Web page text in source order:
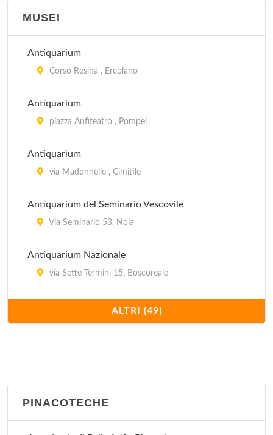
MUSEI
Antiquarium
Corso Resina , Ercolano
Antiquarium
piazza Anfiteatro , Pompei
Antiquarium
via Madonnelle , Cimitile
Antiquarium del Seminario Vescovile
Via Seminario 53, Nola
Antiquarium Nazionale
via Sette Termini 15, Boscoreale
via Pontile Aragonese , Ischia
Città della Scienza
ALTRI (49)
PINACOTECHE